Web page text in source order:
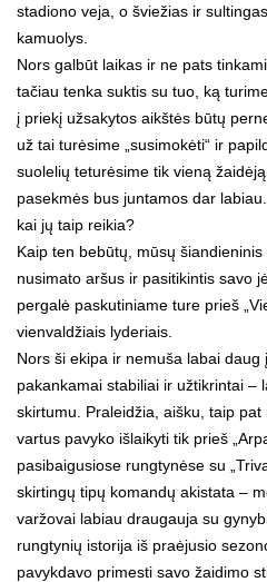
stadiono veja, o šviežias ir
kamuolys.
Nors galbūt laikas ir ne pats
tačiau tenka suktis su tuo, ką
į priekį užsakytos aikštės būtų
už tai turėsime „susimokėti“ ir
suolelių teturėsime tik vieną
pasekmės bus juntamos dar
kai jų taip reikia?
Kaip ten bebūtų, mūsų šiandieninis
nusimato aršus ir pasitikintis savo
pergalė paskutiniame ture prieš
vienvaldžiais lyderiais.
Nors ši ekipa ir nemuša labai
pakankamai stabiliai ir užtikrintai –
skirtumu. Praleidžia, aišku, taip pat
vartus pavyko išlaikyti tik prieš
pasibaigusiose rungtynėse su
skirtingų tipų komandų akistata –
varžovai labiau draugauja su
rungtynių istorija iš praėjusio
pavykdavo primesti savo žaidimo